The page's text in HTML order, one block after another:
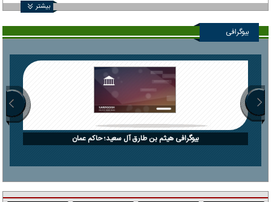
بیشتر
بیوگرافی
بیوگرافی هیثم بن طارق آل سعید؛ حاکم عمان